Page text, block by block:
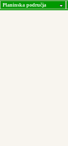
Planinska područja